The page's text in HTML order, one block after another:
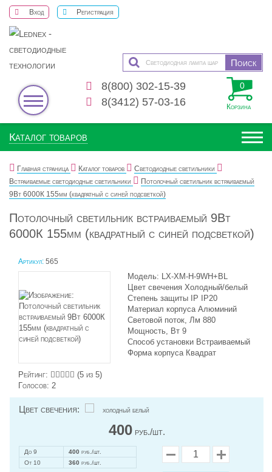
Вход Регистрация
8(800) 302-15-39
8(3412) 57-03-16
0
Корзина
Каталог товаров
Главная страница Каталог товаров
Светодиодные светильники
Встраиваемые светодиодные светильники
Потолочный светильник встраиваемый
9Вт 6000К 155мм (квадратный с синей подсветкой)
Потолочный светильник встраиваемый 9Вт
6000К 155мм (квадратный с синей подсветкой)
Артикул: 565
Рейтинг: (5 из 5)
Голосов: 2
Модель: LX-XM-H-9WH+BL
Цвет свечения Холодный/белый
Степень защиты IP IP20
Материал корпуса Алюминий
Световой поток, Лм 880
Мощность, Вт 9
Способ установки Встраиваемый
Форма корпуса Квадрат
Цвет свечения: холодный белый
400руб./шт.
До 9 400 руб./шт.
От 10
360 руб./шт.